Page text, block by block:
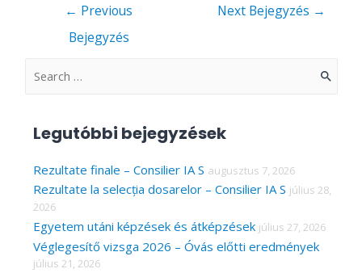
← Previous
Bejegyzés
Next Bejegyzés →
S
c
h
f
r
Legutóbbi bejegyzések
Rezultate finale – Consilier IA S augusztus 7, 2026
Rezultate la selecția dosarelor – Consilier IA S július 28,
2026
Egyetem utáni képzések és átképzések július 27, 2026
Véglegesítő vizsga 2026 – Óvás előtti eredmények
július 21, 2026